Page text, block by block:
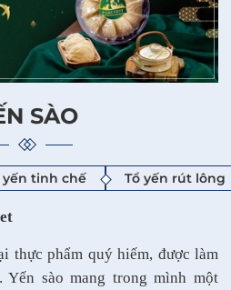
SÀO
yến tinh chế Tổ yến rút lông
thực phẩm quý hiếm, được làm
sào mang trong mình một